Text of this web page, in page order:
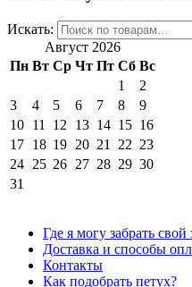
Искать:
Август 2026
Пн Вт Ср Чт Пт Сб Вс
1
2
3
4 5 6 7 8
9
10 11 12 13 14 15 16
17 18 19 20 21 22 23
24 25 26 27 28 29 30
31
Где я могу забрать свой
Доставка и способы
Контакты
Как подобрать петух?